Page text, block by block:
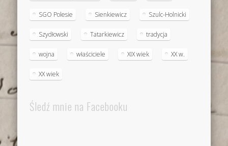
SGO Polesie Sienkiewicz Szulc-Holnicki
Szydłowski Tatarkiewicz tradycja
wojna właściciele XIX wiek XX w.
XX wiek
Śledź mnie na Facebooku